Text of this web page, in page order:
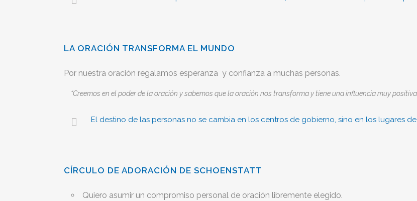
LA ORACIÓN TRANSFORMA EL MUNDO
Por nuestra oración regalamos esperanza y confianza a muchas personas.
“Creemos en el poder de la oración y sabemos que la oración nos transforma y tiene una influencia muy
El destino de las personas no se cambia en los centros de gobierno, sino en los lugares
CÍRCULO DE ADORACIÓN DE SCHOENSTATT
Quiero asumir un compromiso personal de oración libremente elegido.